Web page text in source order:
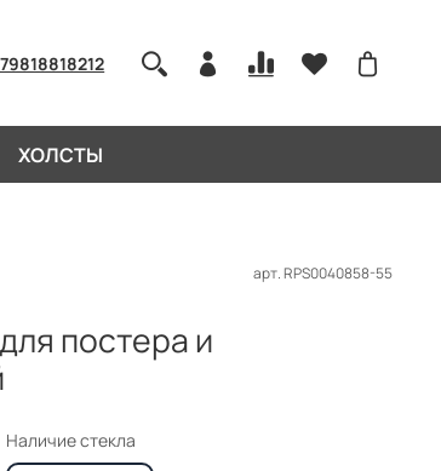
ХОЛСТЫ
арт.RPS0040858-55
постера и
Наличие стекла